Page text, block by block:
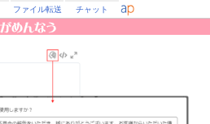
ファイル転送 チャット